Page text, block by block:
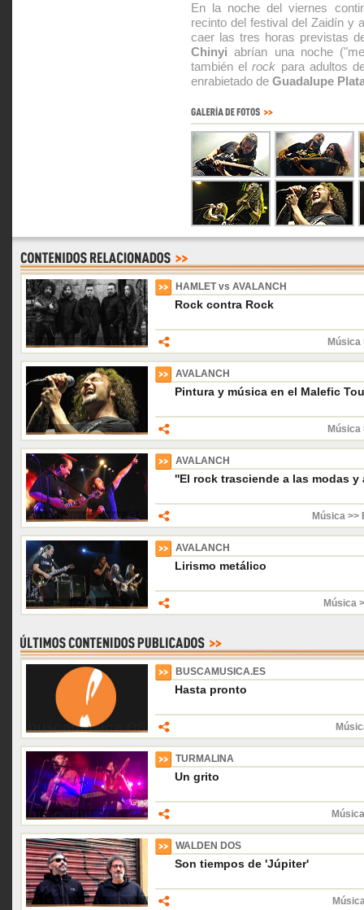
En la noche del viernes
recinto del festival del Zaidín y
caer las tres horas previstas
Chinyi abrían una noche
también elrock para adultos
enrabietado de Guadalupe
HAMLET vs AVALANCH
Rock contra Rock
Música
AVALANCH
Pintura y música en el Malefic
Música
AVALANCH
''El rock trasciende a las modas y
Música >>
AVALANCH
Lirismo metálico
Música
BUSCAMUSICA.ES
Hasta pronto
TURMALINA
Un grito
WALDEN DOS
Son tiempos de 'Júpiter'